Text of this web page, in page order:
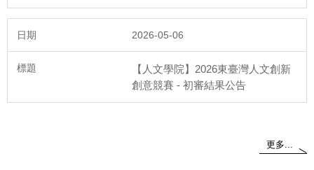
2026-05-06
【人文學院】2026東臺灣人文創新
創意競賽 - 初審結果公告
更多...
115年5月12日
人文學院第二次院課程會議